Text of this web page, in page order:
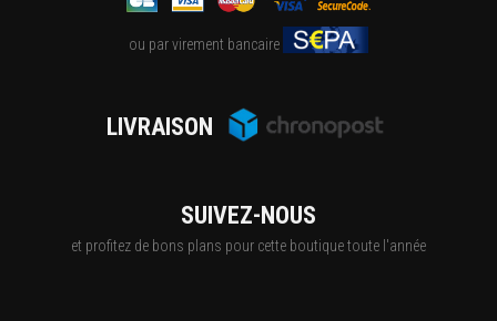
ou par virement bancaire
LIVRAISON
SUIVEZ-NOUS
et profitez de bons plans pour cette boutique toute l'année